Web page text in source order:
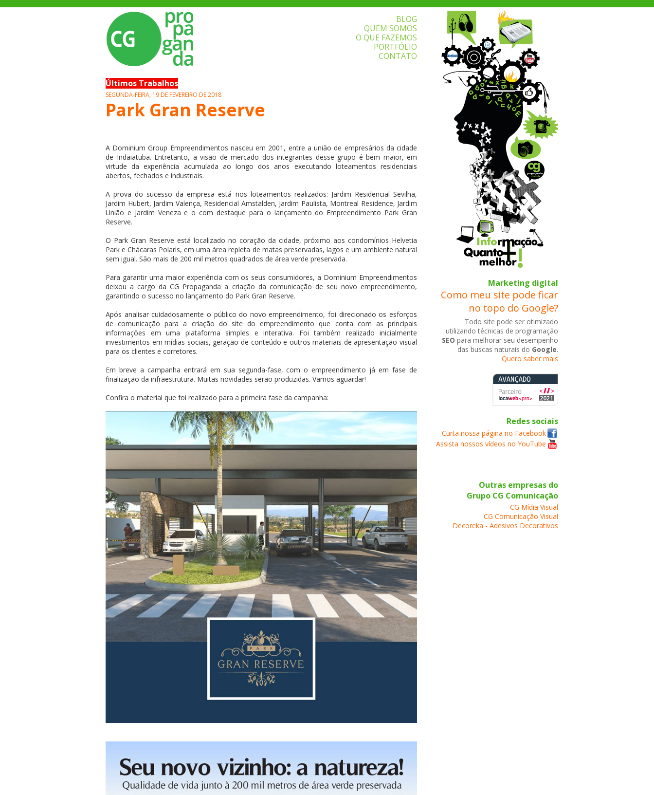
BLOG
QUEM SOMOS
O QUE FAZEMOS
PORTFÓLIO
CONTATO
Marketing digital
Como meu site pode ficar
no topo do Google?
Todo site pode ser otimizado
utilizando técnicas de programação
SEO para melhorar seu desempenho
das buscas naturais do Google.
Quero saber mais
Redes sociais
Curta nossa página no Facebook
Assista nossos vídeos no YouTube
Outras empresas do
Grupo CG Comunicação
CG Mídia Visual
CG Comunicação Visual
Decoreka - Adesivos Decorativos
Últimos Trabalhos
SEGUNDA-FEIRA, 19 DE FEVEREIRO DE 2018
Park Gran Reserve
A Dominium Group Empreendimentos nasceu em 2001, entre a união de empresários da cidade
de Indaiatuba. Entretanto, a visão de mercado dos integrantes desse grupo é bem maior, em
virtude da experiência acumulada ao longo dos anos executando loteamentos residenciais
abertos, fechados e industriais.
A prova do sucesso da empresa está nos loteamentos realizados: Jardim Residencial Sevilha,
Jardim Hubert, Jardim Valença, Residencial Amstalden, Jardim Paulista, Montreal Residence, Jardim
União e Jardim Veneza e o com destaque para o lançamento do Empreendimento Park Gran
Reserve.
O Park Gran Reserve está localizado no coração da cidade, próximo aos condomínios Helvetia
Park e Chácaras Polaris, em uma área repleta de matas preservadas, lagos e um ambiente natural
sem igual. São mais de 200 mil metros quadrados de área verde preservada.
Para garantir uma maior experiência com os seus consumidores, a Dominium Empreendimentos
deixou a cargo da CG Propaganda a criação da comunicação de seu novo empreendimento,
garantindo o sucesso no lançamento do Park Gran Reserve.
Após analisar cuidadosamente o público do novo empreendimento, foi direcionado os esforços
de comunicação para a criação do site do empreendimento que conta com as principais
informações em uma plataforma simples e interativa. Foi também realizado inicialmente
investimentos em mídias sociais, geração de conteúdo e outros materiais de apresentação visual
para os clientes e corretores.
Em breve a campanha entrará em sua segunda-fase, com o empreendimento já em fase de
finalização da infraestrutura. Muitas novidades serão produzidas. Vamos aguardar!
Confira o material que foi realizado para a primeira fase da campanha: